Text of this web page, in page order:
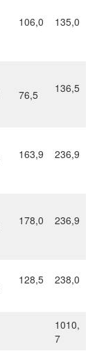
106,0 135,0
76,5 136,5
163,9 236,9
178,0 236,9
128,5 238,0
1010,
7